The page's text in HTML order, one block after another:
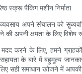
स्क्रू पैकिंग मशीन निर्माता
अपने संचालन को
अपनी क्षमता के लिए विशेष
करने के लिए, हमने
सहायता के बारे में बहुमूल्य
सही समाधान खोजने में आपकी